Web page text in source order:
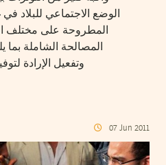
الوضع الاجتماعي للبلاد
المطروحة على مختلف
المصالحة الشاملة بما
وتفعيل الإرادة
07 Jun 2011